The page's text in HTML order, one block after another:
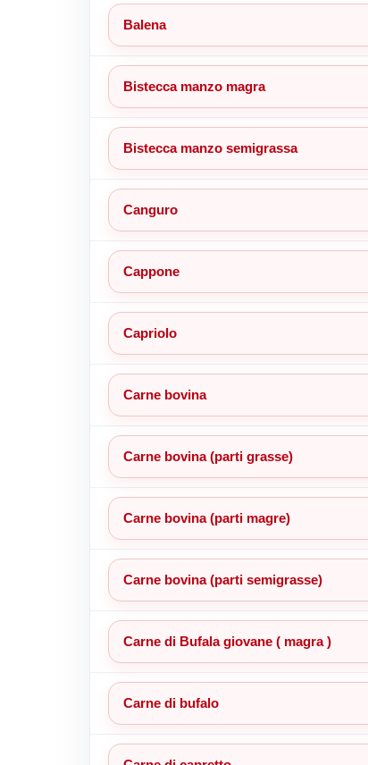
Balena
Bistecca manzo magra
Bistecca manzo semigrassa
Canguro
Cappone
Capriolo
Carne bovina
Carne bovina (parti grasse)
Carne bovina (parti magre)
Carne bovina (parti semigrasse)
Carne di Bufala giovane ( magra )
Carne di bufalo